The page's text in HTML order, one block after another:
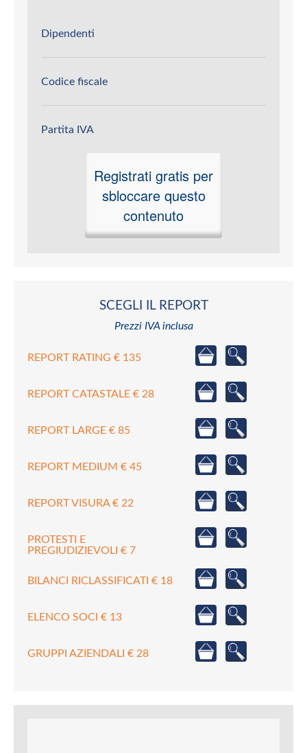
Dipendenti
Codice fiscale
Partita IVA
Registrati gratis per
sbloccare questo
contenuto
SCEGLI IL REPORT
Prezzi IVA inclusa
REPORT RATING € 135
REPORT CATASTALE € 28
REPORT LARGE € 85
REPORT MEDIUM € 45
REPORT VISURA € 22
PROTESTI E
PREGIUDIZIEVOLI € 7
BILANCI RICLASSIFICATI € 18
ELENCO SOCI € 13
GRUPPI AZIENDALI € 28